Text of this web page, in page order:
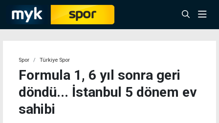
Spor Türkiye Spor
Formula 1, 6 yıl sonra geri
döndü... İstanbul 5 dönem ev
sahibi